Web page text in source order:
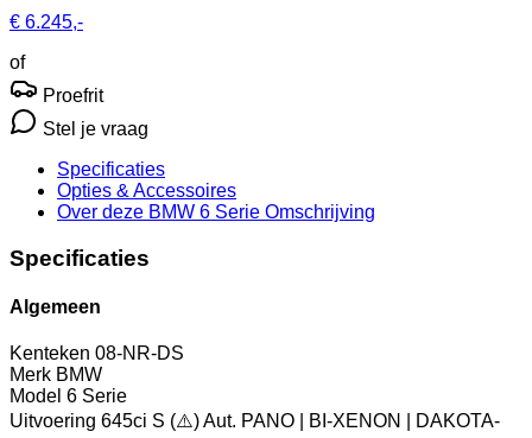
€ 6.245,-
of
Proefrit
Stel je vraag
Specificaties
Opties & Accessoires
Over deze BMW 6 Serie Omschrijving
Specificaties
Algemeen
Kenteken 08-NR-DS
Merk BMW
Model 6 Serie
Uitvoering 645ci S (⚠️) Aut. PANO | BI-XENON | DAKOTA-